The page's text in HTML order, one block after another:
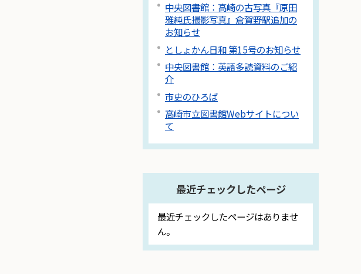
中央図書館：高崎の古写真『原田
雅純氏撮影写真』倉賀野駅追加の
お知らせ
としょかん日和 第15号のお知らせ
中央図書館：英語多読資料のご紹
介
市史のひろば
高崎市立図書館Webサイトについ
て
最近チェックしたページ
最近チェックしたページはありませ
ん。